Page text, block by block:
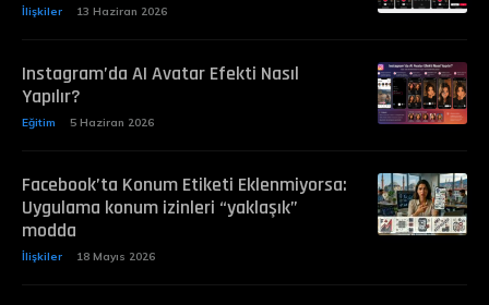
İlişkiler 13 Haziran 2026
Instagram’da AI Avatar Efekti Nasıl
Yapılır?
Eğitim 5 Haziran 2026
Facebook’ta Konum Etiketi Eklenmiyorsa:
Uygulama konum izinleri “yaklaşık”
modda
İlişkiler 18 Mayıs 2026